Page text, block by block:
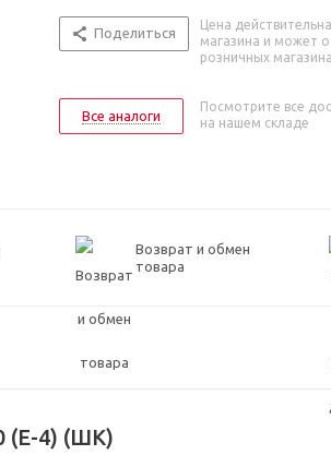
Поделиться
Цена
магазина и может
розничных
Все аналоги
Посмотрите все
на нашем складе
Возврат и обмен
товара
(E-4) (ШК)